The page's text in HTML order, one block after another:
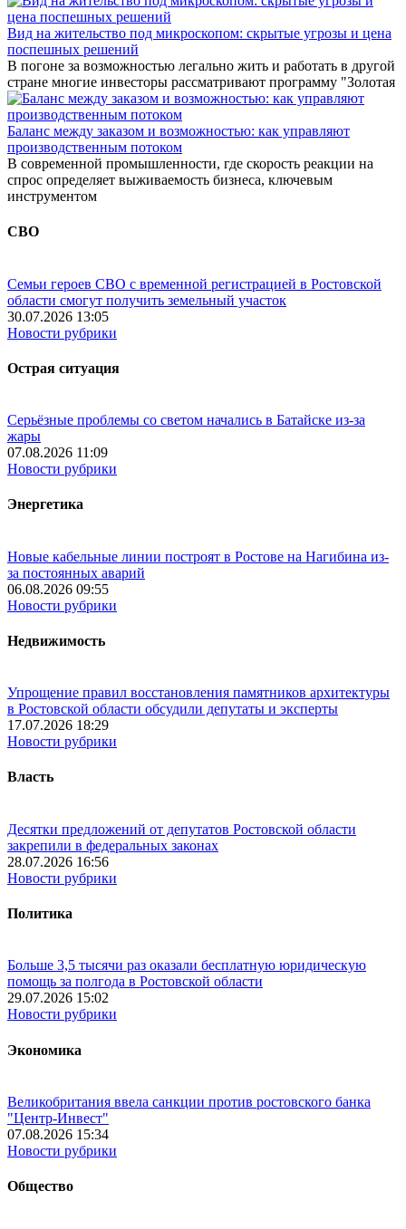
Вид на жительство под микроскопом: скрытые угрозы и цена
поспешных решений
В погоне за возможностью легально жить и работать в другой
стране многие инвесторы рассматривают программу "Золотая
Баланс между заказом и возможностью: как управляют
производственным потоком
В современной промышленности, где скорость реакции на
спрос определяет выживаемость бизнеса, ключевым
инструментом
СВО
Семьи героев СВО с временной регистрацией в Ростовской
области смогут получить земельный участок
30.07.2026 13:05
Новости рубрики
Острая ситуация
Серьёзные проблемы со светом начались в Батайске из-за
жары
07.08.2026 11:09
Новости рубрики
Энергетика
Новые кабельные линии построят в Ростове на Нагибина из-
за постоянных аварий
06.08.2026 09:55
Новости рубрики
Недвижимость
Упрощение правил восстановления памятников архитектуры
в Ростовской области обсудили депутаты и эксперты
17.07.2026 18:29
Новости рубрики
Власть
Десятки предложений от депутатов Ростовской области
закрепили в федеральных законах
28.07.2026 16:56
Новости рубрики
Политика
Больше 3,5 тысячи раз оказали бесплатную юридическую
помощь за полгода в Ростовской области
29.07.2026 15:02
Новости рубрики
Экономика
Великобритания ввела санкции против ростовского банка
"Центр-Инвест"
07.08.2026 15:34
Новости рубрики
Общество